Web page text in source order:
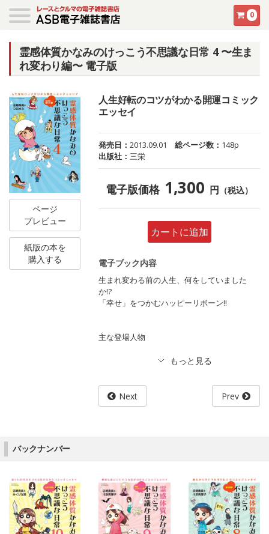
0
霊感体質かなみのけっこう不思議な日常 4 〜生ま
れ変わり編〜 電子版
ページ
プレビュー
紙版の本を
購入する
人生好転のコツがわかる開運コミック
エッセイ
発売日：2013.09.01 総ページ数： 148p
出版社：三栄
電子版価格 1,300 円 （税込）
カートに追加
電子ブック内容
生まれ変わる前の人生、何をしていました
か!?
「幸せ」をつかむハッピーリボーン!!
主な登場人物
Next Prev
バックナンバー